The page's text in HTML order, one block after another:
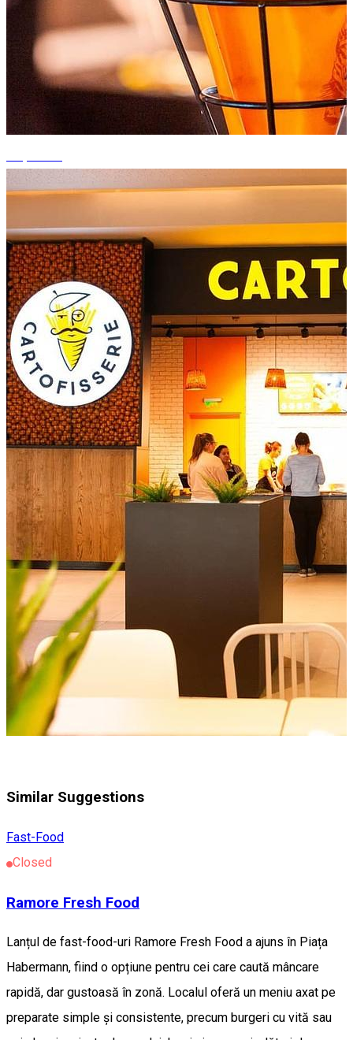
Similar Suggestions
Fast-Food
Closed
Ramore Fresh Food
Lanțul de fast-food-uri Ramore Fresh Food a ajuns în Piața
Habermann, fiind o opțiune pentru cei care caută mâncare
rapidă, dar gustoasă în zonă. Localul oferă un meniu axat pe
preparate simple și consistente, precum burgeri cu vită sau